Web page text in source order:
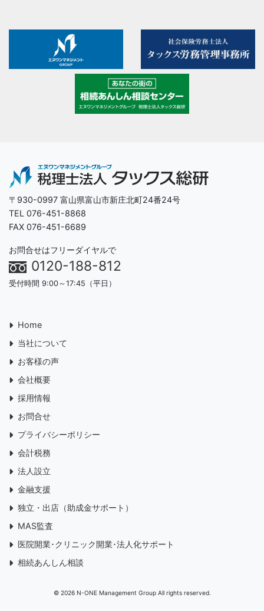
〒930-0997 富山県富山市新庄北町24番24号
TEL 076-451-8868
FAX 076-451-6689
お問合せはフリーダイヤルで
0120-188-812
受付時間 9:00～17:45（平日）
Home
当社について
お客様の声
会社概要
採用情報
お問合せ
プライバシーポリシー
会計税務
法人設立
金融支援
独立・出店（助成金サポート）
MAS監査
医院開業･クリニック開業･法人化サポート
相続あんしん相談
© 2026 N-ONE Management Group All rights reserved.